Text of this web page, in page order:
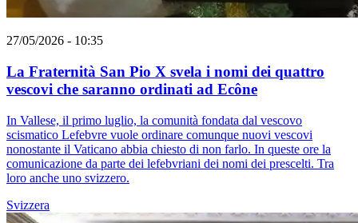
27/05/2026 - 10:35
La Fraternità San Pio X svela i nomi dei quattro
vescovi che saranno ordinati ad Ecône
In Vallese, il primo luglio, la comunità fondata dal vescovo
scismatico Lefebvre vuole ordinare comunque nuovi vescovi
nonostante il Vaticano abbia chiesto di non farlo. In queste ore la
comunicazione da parte dei lefebvriani dei nomi dei prescelti. Tra
loro anche uno svizzero.
Svizzera